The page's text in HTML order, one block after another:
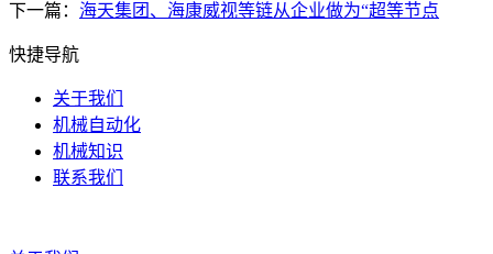
下一篇： 海天集团、海康威视等链从企业做为“超等节点
快捷导航
关于我们
机械自动化
机械知识
联系我们